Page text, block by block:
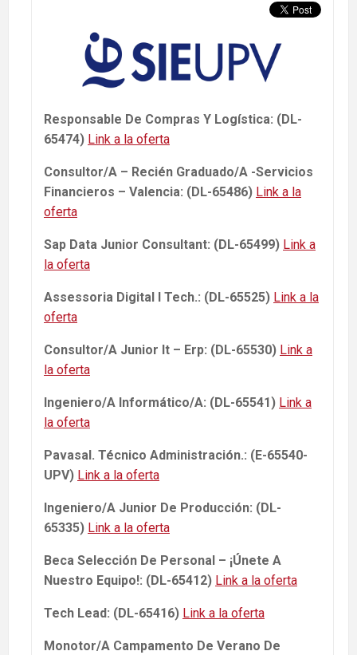
Responsable De Compras Y Logística: (DL-
65474) Link a la oferta
Consultor/A – Recién Graduado/A -Servicios
Financieros – Valencia: (DL-65486) Link a la
oferta
Sap Data Junior Consultant: (DL-65499) Link a
la oferta
Assessoria Digital I Tech.: (DL-65525) Link a la
oferta
Consultor/A Junior It – Erp: (DL-65530) Link a
la oferta
Ingeniero/A Informático/A: (DL-65541) Link a
la oferta
Pavasal. Técnico Administración.: (E-65540-
UPV) Link a la oferta
Ingeniero/A Junior De Producción: (DL-
65335) Link a la oferta
Beca Selección De Personal – ¡Únete A
Nuestro Equipo!: (DL-65412) Link a la oferta
Tech Lead: (DL-65416) Link a la oferta
Monotor/A Campamento De Verano De